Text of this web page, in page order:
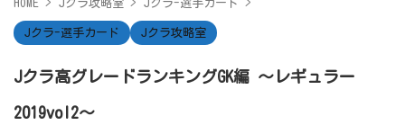
HOME > Jクラ攻略室 > Jクラ-選手カード >
Jクラ-選手カード Jクラ攻略室
Jクラ高グレードランキングGK編 ～レギュラー
2019vol2～